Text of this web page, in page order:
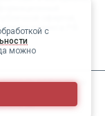
с
можно
офертой,
кодекса РФ.
И